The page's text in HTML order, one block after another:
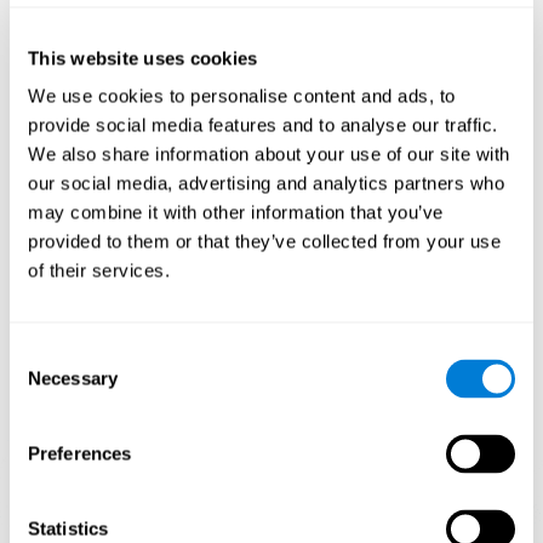
This website uses cookies
We use cookies to personalise content and ads, to
provide social media features and to analyse our traffic.
We also share information about your use of our site with
our social media, advertising and analytics partners who
may combine it with other information that you’ve
provided to them or that they’ve collected from your use
of their services.
Selection
Necessary
Preferences
Statistics
cognitivas?
Utilizar juegos como Busca tu Mascota de CogniFit estimula un
patrón de activación neural específico. Estimular de manera
consistente nuestras habilidades, puede ayudar a crear nuevas
sinapsis, y a que los circuitos neuronales se reorganicen y
mejoren las funciones cognitivas. En el juego Busca tu Mascota
se busca estimular capacidades relacionadas con la inhibición, el
escaneo visual y la atención focalizada.